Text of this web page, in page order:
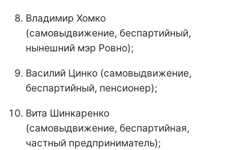
Владимир Хомко
(самовыдвижение, беспартийный,
нынешний мэр Ровно);
Василий Цинко (самовыдвижение,
беспартийный, пенсионер);
Вита Шинкаренко
(самовыдвижение, беспартийная,
частный предприниматель);